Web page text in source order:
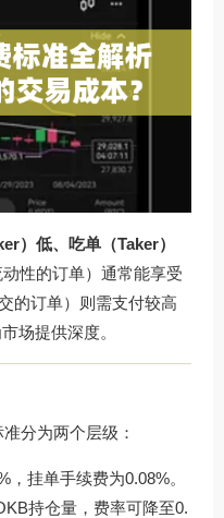
）低、吃单（Taker）
性的订单）通常能享受
的订单）则需支付较高
场提供深度。
分为两个层级：
，挂单手续费为0.08%。
持仓量，费率可降至0.